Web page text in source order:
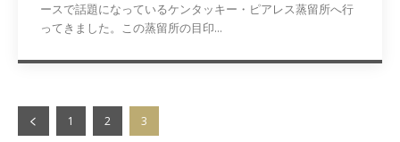
ースで話題になっているケンタッキー・ピアレス蒸留所へ行
ってきました。この蒸留所の目印...
1 2 3